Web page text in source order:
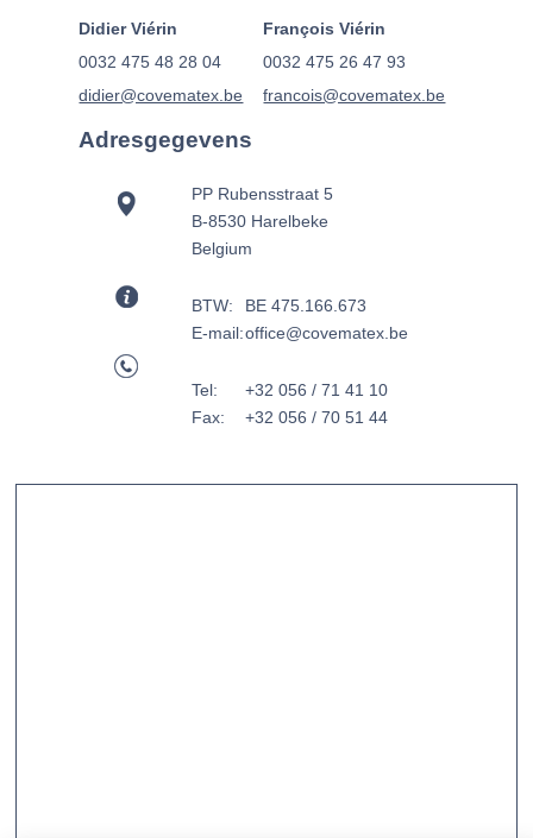
Didier Viérin
0032 475 48 28 04
didier@covematex.be
François Viérin
0032 475 26 47 93
francois@covematex.be
Adresgegevens
PP Rubensstraat 5
B-8530 Harelbeke
Belgium
BTW:
BE 475.166.673
E-mail:office@covematex.be
Tel:
+32 056 / 71 41 10
Fax:
+32 056 / 70 51 44